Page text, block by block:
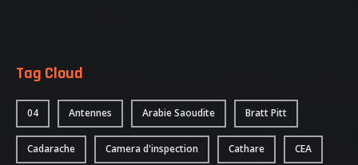
NOUS CONTACTER
ATTESTATIONS
Tag Cloud
04 Antennes Arabie Saoudite Bratt Pitt
Cadarache Camera d'inspection Cathare CEA